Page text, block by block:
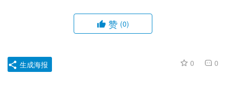
赞 (0)
0 0
生成海报